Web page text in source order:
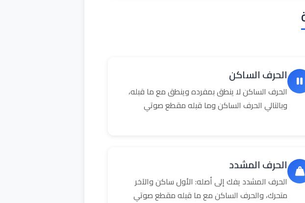
الحرف الساكن
الحرف الساكن لا ينطق بمفرده وينطق مع ما قبله،
وبالتالي الحرف الساكن وما قبله مقطع صوتي
الحرف المشدد
الحرف المشدد يفك إلى أصله: الأول ساكن والآخر
متحرك، والحرف الساكن مع ما قبله مقطع صوتي